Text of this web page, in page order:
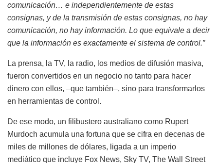
comunicación… e independientemente de estas
consignas, y de la transmisión de estas consignas, no hay
comunicación, no hay información. Lo que equivale a decir
que la información es exactamente el sistema de control.”
La prensa, la TV, la radio, los medios de difusión masiva,
fueron convertidos en un negocio no tanto para hacer
dinero con ellos, –que también–, sino para transformarlos
en herramientas de control.
De ese modo, un filibustero australiano como Rupert
Murdoch acumula una fortuna que se cifra en decenas de
miles de millones de dólares, ligada a un imperio
mediático que incluye Fox News, Sky TV, The Wall Street